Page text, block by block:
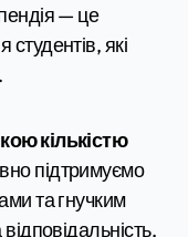
— це
які
кількістю
підтримуємо
та гнучким